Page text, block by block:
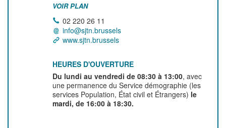
VOIR PLAN
02 220 26 11
info@sjtn.brussels
www.sjtn.brussels
HEURES D'OUVERTURE
Du lundi au vendredi de 08:30 à 13:00, avec
une permanence du Service démographie (les
services Population, État civil et Étrangers) le
mardi, de 16:00 à 18:30.